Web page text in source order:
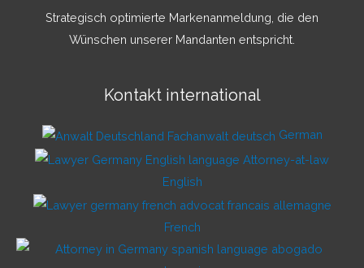
Strategisch optimierte Markenanmeldung, die den
Wünschen unserer Mandanten entspricht.
Kontakt international
German
English
French